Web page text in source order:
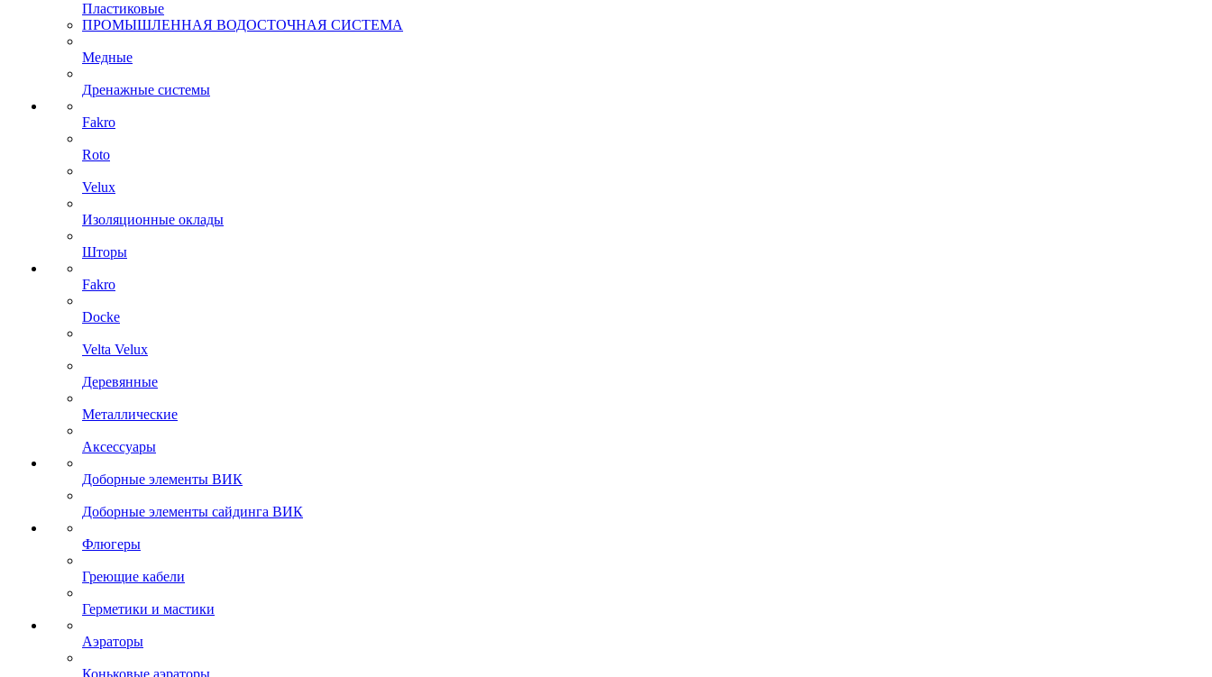
Пластиковые
ПРОМЫШЛЕННАЯ ВОДОСТОЧНАЯ СИСТЕМА
Медные
Дренажные системы
Fakro
Roto
Velux
Изоляционные оклады
Шторы
Fakro
Docke
Velta Velux
Деревянные
Металлические
Аксессуары
Доборные элементы ВИК
Доборные элементы сайдинга ВИК
Флюгеры
Греющие кабели
Герметики и мастики
Аэраторы
Коньковые аэраторы